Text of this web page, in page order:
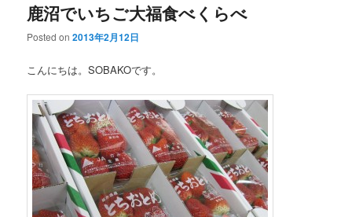
鹿沼でいちご大福食べくらべ
Posted on2013年2月12日
こんにちは。SOBAKOです。